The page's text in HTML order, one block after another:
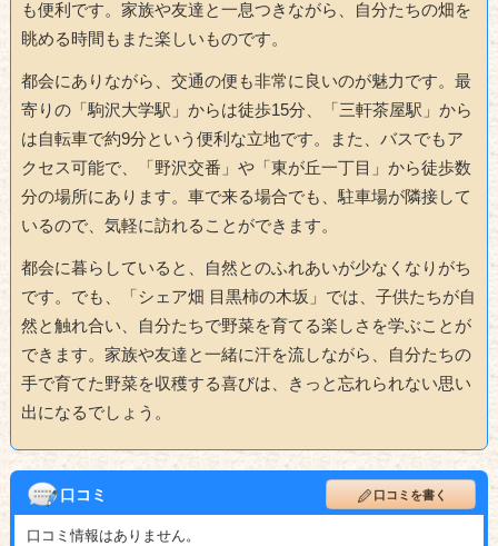
も便利です。家族や友達と一息つきながら、自分たちの畑を
眺める時間もまた楽しいものです。
都会にありながら、交通の便も非常に良いのが魅力です。最
寄りの「駒沢大学駅」からは徒歩15分、「三軒茶屋駅」から
は自転車で約9分という便利な立地です。また、バスでもア
クセス可能で、「野沢交番」や「東が丘一丁目」から徒歩数
分の場所にあります。車で来る場合でも、駐車場が隣接して
いるので、気軽に訪れることができます。
都会に暮らしていると、自然とのふれあいが少なくなりがち
です。でも、「シェア畑 目黒柿の木坂」では、子供たちが自
然と触れ合い、自分たちで野菜を育てる楽しさを学ぶことが
できます。家族や友達と一緒に汗を流しながら、自分たちの
手で育てた野菜を収穫する喜びは、きっと忘れられない思い
出になるでしょう。
口コミ 口コミを書く
口コミ情報はありません。